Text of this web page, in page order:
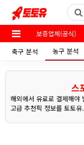
보증업체(공식)
축구 분석
농구 분석
스
해외에서 유료로 결제해야
고급 추천픽 정보를 토토